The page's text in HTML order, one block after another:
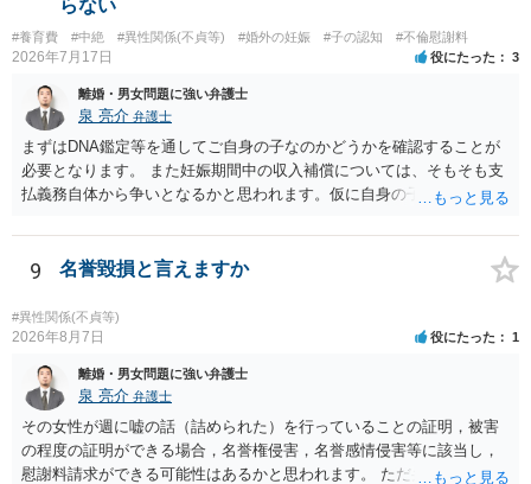
談して進めることを検討した方がよいようにも思います。
らない
#養育費 #中絶 #異性関係(不貞等) #婚外の妊娠 #子の認知 #不倫慰謝料
2026年7月17日 役にたった 3
離婚・男女問題に強い弁護士
泉 亮介 弁護士
まずはDNA鑑定等を通してご自身の子なのかどうかを確認することが
必要となります。 また妊娠期間中の収入補償については、そもそも支
払義務自体から争いとなるかと思われます。仮に自身の子であったと
相手に弁護士がついているということであれば、依頼をするかしない
かは別として一度ご自身も個別に弁護士に相談をされたほうが良いで
9 名誉毀損と言えますか
#異性関係(不貞等)
2026年8月7日 役にたった 1
離婚・男女問題に強い弁護士
泉 亮介 弁護士
その女性が週に嘘の話（詰められた）を行っていることの証明，被害
の程度の証明ができる場合，名誉権侵害，名誉感情侵害等に該当し，
慰謝料請求ができる可能性はあるかと思われます。 ただ弁護士費用を